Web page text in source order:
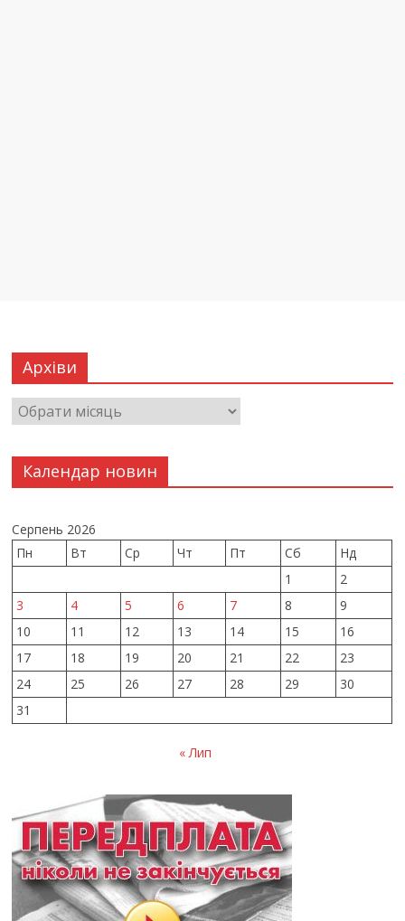
Архіви
Календар новин
Серпень 2026
Пн
Вт Ср Чт Пт Сб
Нд
1
2
3
4 5 6 7 8
9
10
11 12 13 14 15
16
17
18 19 20 21 22
23
24
25 26 27 28 29
30
31
« Лип